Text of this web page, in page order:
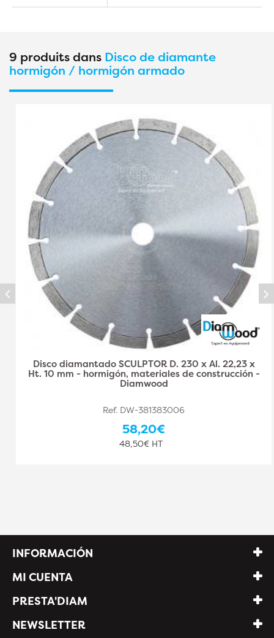
9 produits dans Disco de diamante
hormigón / hormigón armado
Disco diamantado SCULPTOR D. 230 x Al. 22,23 x
Ht. 10 mm - hormigón, materiales de construcción -
Diamwood
Ref. DW-381383006
58,20€
48,50€ HT
INFORMACIÓN
MI CUENTA
PRESTA'DIAM
NEWSLETTER